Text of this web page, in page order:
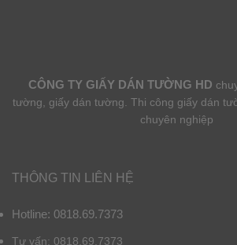
CÔNG TY GIẤY DÁN TƯỜNG HD
tường, giấy dán tường. Thi công giấy dán
chuyên nghiệp
THÔNG TIN LIÊN HỆ
Hotline: 0818.69.7373
Tư vấn: 0818.69.7373